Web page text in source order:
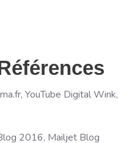
YouTube Digital Wink,
2016, Mailjet Blog